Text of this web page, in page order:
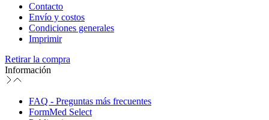
Contacto
Envío y costos
Condiciones generales
Imprimir
Retirar la compra
Información
FAQ - Preguntas más frecuentes
FormMed Select